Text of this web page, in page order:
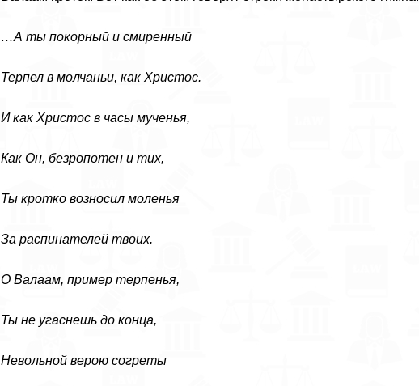
…А ты покорный и смиренный
Терпел в молчаньи, как Христос.
И как Христос в часы мученья,
Как Он, безропотен и тих,
Ты кротко возносил моленья
За распинателей твоих.
О Валаам, пример терпенья,
Ты не угаснешь до конца,
Невольной верою согреты